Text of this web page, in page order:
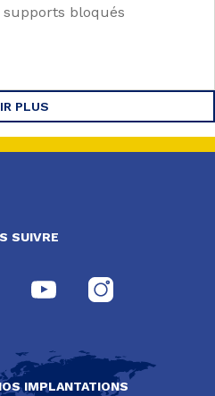
bloqués
PLUS
SUIVRE
IMPLANTATIONS